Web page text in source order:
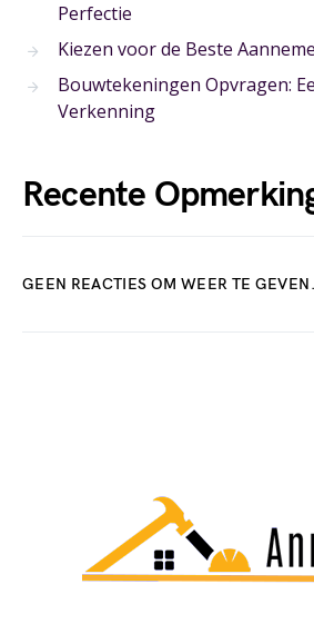
Perfectie
Kiezen voor de Beste
Bouwtekeningen Opvragen:
Verkenning
Recente
GEEN REACTIES OM WEER TE GEVEN.